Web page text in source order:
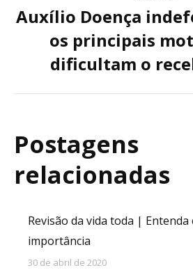
post:
Auxílio Doença
os principais
dificultam o
Postagens
relacionadas
Revisão da vida toda | Entenda
importância
30 de abril de 2020